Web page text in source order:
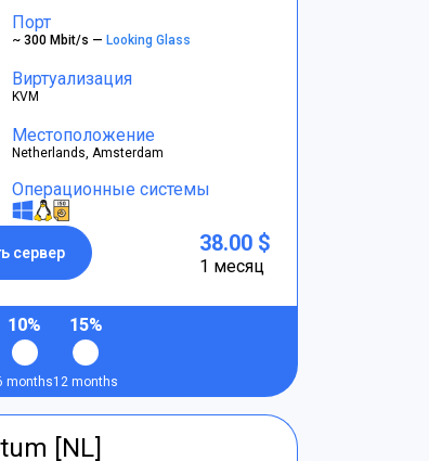
Порт
~ 300 Mbit/s —Looking Glass
Виртуализация
KVM
Местоположение
Netherlands, Amsterdam
Операционные системы
сервер 38.00 $
1 месяц
10%
months
15%
12 months
[NL]